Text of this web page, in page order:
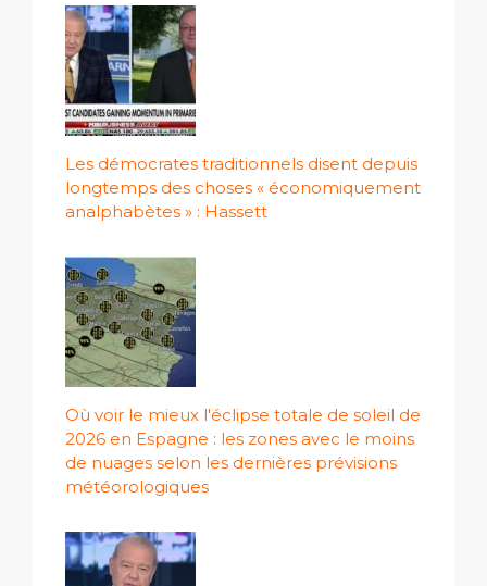
Les démocrates traditionnels disent depuis
longtemps des choses « économiquement
analphabètes » : Hassett
Où voir le mieux l'éclipse totale de soleil de
2026 en Espagne : les zones avec le moins
de nuages ​​selon les dernières prévisions
météorologiques